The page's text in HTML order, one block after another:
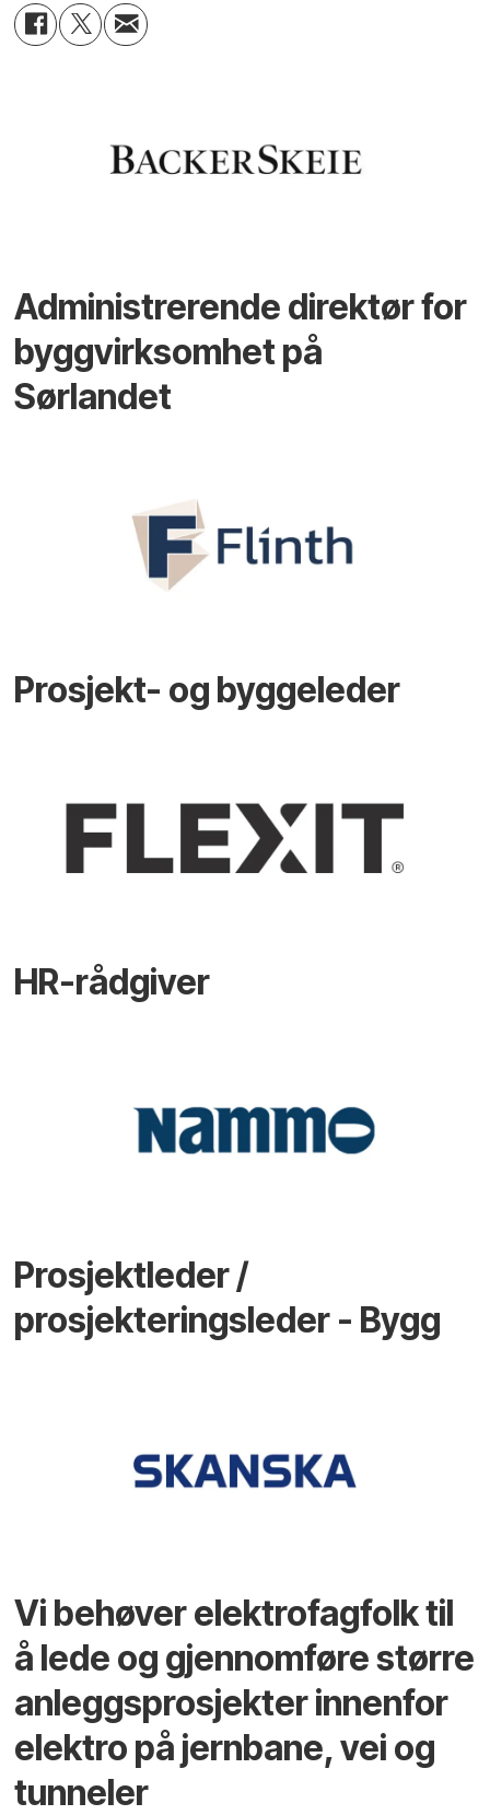
Administrerende direktør for
byggvirksomhet på
Sørlandet
Prosjekt- og byggeleder
HR-rådgiver
Prosjektleder /
prosjekteringsleder - Bygg
Vi behøver elektrofagfolk til
å lede og gjennomføre større
anleggsprosjekter innenfor
elektro på jernbane, vei og
tunneler